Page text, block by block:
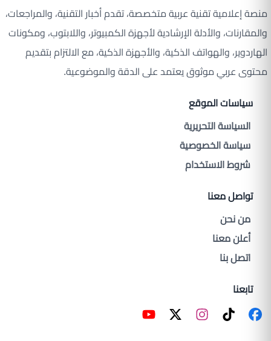
منصة إعلامية تقنية عربية متخصصة، تقدم أخبار التقنية، والمراجعات،
والمقارنات، والأدلة الإرشادية لأجهزة الكمبيوتر، واللابتوب، ومكونات
الهاردوير، والهواتف الذكية، والأجهزة الذكية، مع الالتزام بتقديم
محتوى عربي موثوق يعتمد على الدقة والموضوعية.
سياسات الموقع
السياسة التحريرية
سياسة الخصوصية
شروط الاستخدام
تواصل معنا
من نحن
أعلن معنا
اتصل بنا
تابعنا